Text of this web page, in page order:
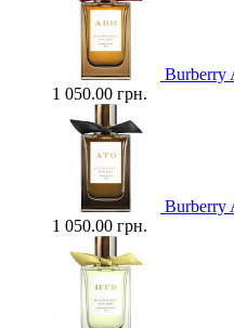
Burberry
1 050.00 грн.
Burberry
1 050.00 грн.